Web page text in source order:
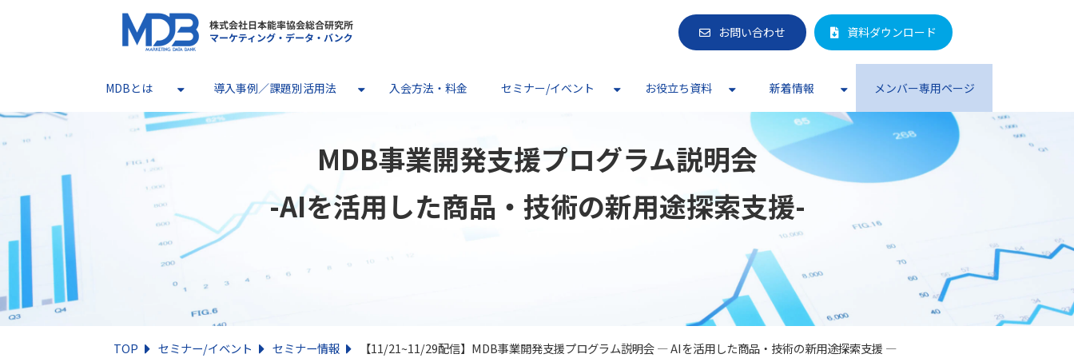
お問い合わせ 資料ダウンロード
MDBとは 導入事例／課題別活用法 入会方法・料金 セミナー/イベント お役立ち資料 新着情報 メンバー専用ページ
MDB事業開発支援プログラム説明会
-AIを活用した商品・技術の新用途探索支援-
TOP セミナー/イベント セミナー情報 【11/21~11/29配信】MDB事業開発支援プログラム説明会 ― AIを活用した商品・技術の新用途探索支援 ―